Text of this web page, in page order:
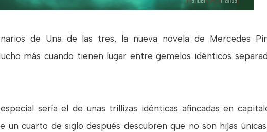
de Una de las tres, la nueva novela de Mercedes
más cuando tienen lugar entre gemelos idénticos
sería el de unas trillizas idénticas afincadas en
un cuarto de siglo después descubren que no son hijas